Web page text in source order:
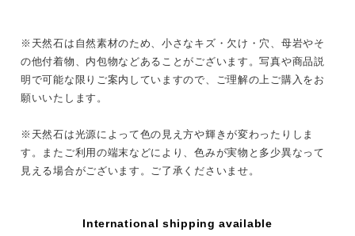
※天然石は自然素材のため、小さなキズ・欠け・穴、母岩やそ
の他付着物、内包物などあることがございます。写真や商品説
明で可能な限りご案内していますので、ご理解の上ご購入をお
願いいたします。
※天然石は光源によって色の見え方や輝きが変わったりしま
す。またご利用の端末などにより、色みが実物と多少異なって
見える場合がございます。ご了承くださいませ。
International shipping available